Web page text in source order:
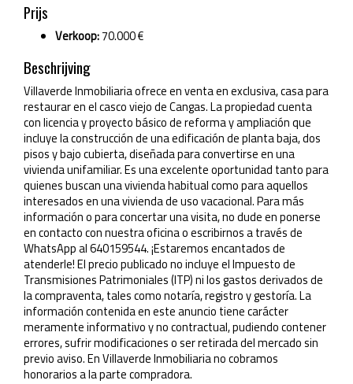
Prijs
Verkoop:70.000 €
Beschrijving
Villaverde Inmobiliaria ofrece en venta en exclusiva, casa para
restaurar en el casco viejo de Cangas. La propiedad cuenta
con licencia y proyecto básico de reforma y ampliación que
incluye la construcción de una edificación de planta baja, dos
pisos y bajo cubierta, diseñada para convertirse en una
vivienda unifamiliar. Es una excelente oportunidad tanto para
quienes buscan una vivienda habitual como para aquellos
interesados en una vivienda de uso vacacional. Para más
información o para concertar una visita, no dude en ponerse
en contacto con nuestra oficina o escribirnos a través de
WhatsApp al 640159544. ¡Estaremos encantados de
atenderle! El precio publicado no incluye el Impuesto de
Transmisiones Patrimoniales (ITP) ni los gastos derivados de
la compraventa, tales como notaría, registro y gestoría. La
información contenida en este anuncio tiene carácter
meramente informativo y no contractual, pudiendo contener
errores, sufrir modificaciones o ser retirada del mercado sin
previo aviso. En Villaverde Inmobiliaria no cobramos
honorarios a la parte compradora.